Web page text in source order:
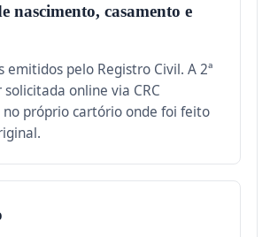
nascimento, casamento e
emitidos pelo Registro Civil. A 2ª
online via CRC
no próprio cartório onde foi feito